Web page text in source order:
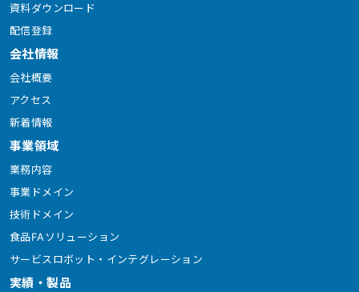
資料ダウンロード
配信登録
会社情報
会社概要
アクセス
新着情報
事業領域
業務内容
事業ドメイン
技術ドメイン
食品FAソリューション
サービスロボット・インテグレーション
実績・製品